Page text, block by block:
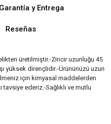
Garantía y Entrega
Reseñas
üretilmiştir.-Zincir uzunluğu 45
yüksek dirençlidir.-Ürününüzü uzun
için kimyasal maddelerden
tavsiye ederiz.-Sağlıklı ve mutlu